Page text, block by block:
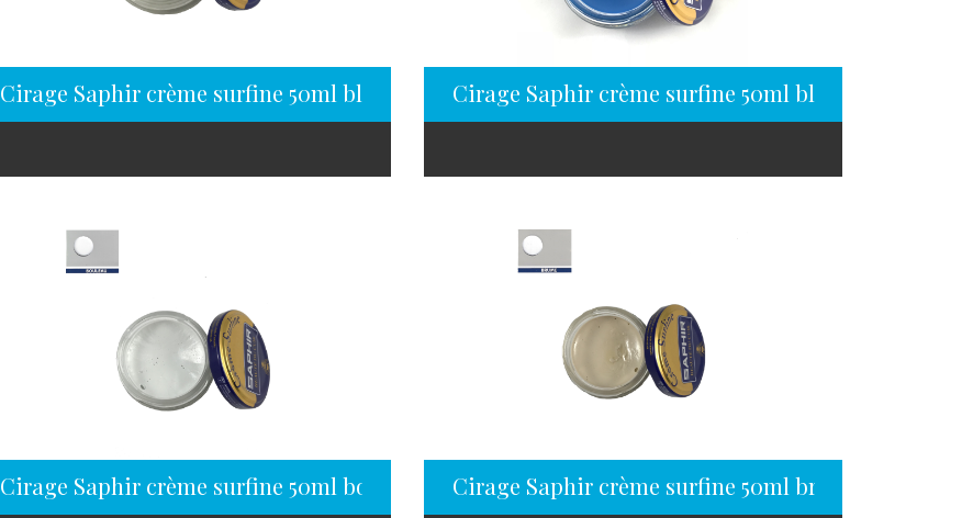
Cirage Saphir crème surfine 50ml blanc casséCirage Saphir crème surfine 50ml bleu iris
Cirage Saphir crème surfine 50ml bouleau Cirage Saphir crème surfine 50ml brume